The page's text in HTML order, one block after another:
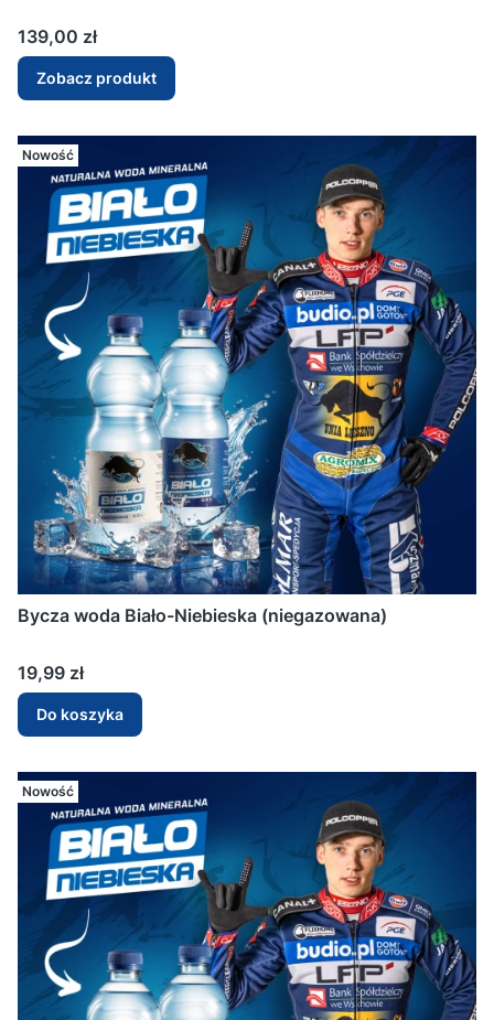
Cena
139,00 zł
Zobacz produkt
Nowość
Bycza woda Biało-Niebieska (niegazowana)
Cena
19,99 zł
Do koszyka
Nowość